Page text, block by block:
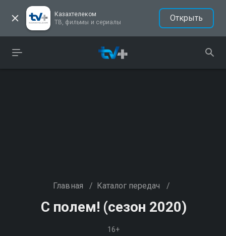
Казахтелеком
ТВ, фильмы и сериалы
Открыть
Главная / Каталог передач /
С полем! (сезон 2020)
16+